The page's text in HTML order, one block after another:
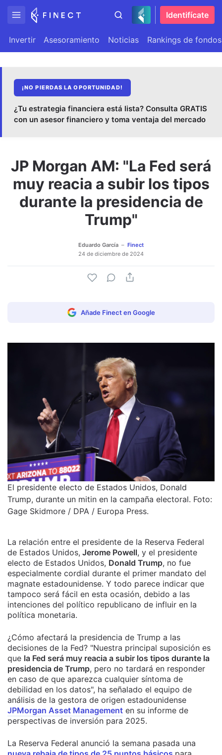
Identifícate
Invertir Asesoramiento Noticias Rankings de fondos
¡NO PIERDAS LA OPORTUNIDAD!
¿Tu estrategia financiera está lista? Consulta GRATIS
con un asesor financiero y toma ventaja del mercado
JP Morgan AM: "La Fed será
muy reacia a subir los tipos
durante la presidencia de
Trump"
Eduardo García
Finect
24 de diciembre de 2024
Añade Finect en Google
El presidente electo de Estados Unidos, Donald
Trump, durante un mitin en la campaña electoral. Foto:
Gage Skidmore / DPA / Europa Press.
La relación entre el presidente de la Reserva Federal
de Estados Unidos, Jerome Powell, y el presidente
electo de Estados Unidos, Donald Trump, no fue
especialmente cordial durante el primer mandato del
magnate estadounidense. Y todo parece indicar que
tampoco será fácil en esta ocasión, debido a las
intenciones del político republicano de influir en la
política monetaria.
¿Cómo afectará la presidencia de Trump a las
decisiones de la Fed? "Nuestra principal suposición es
que la Fed será muy reacia a subir los tipos durante la
presidencia de Trump, pero no tardará en responder
en caso de que aparezca cualquier síntoma de
debilidad en los datos", ha señalado el equipo de
análisis de la gestora de origen estadounidense
JPMorgan Asset Management en su informe de
perspectivas de inversión para 2025.
La Reserva Federal anunció la semana pasada una